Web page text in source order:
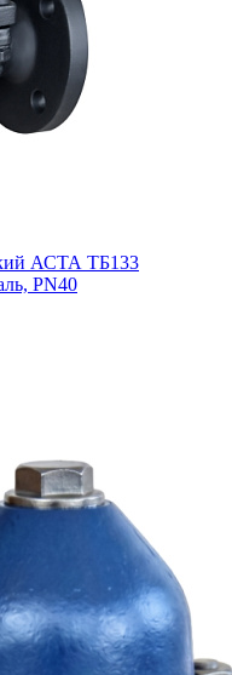
АСТА ТБ133
PN40